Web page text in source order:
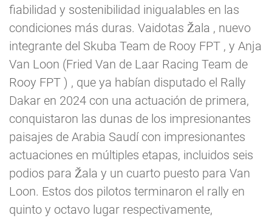
fiabilidad y sostenibilidad inigualables en las
condiciones más duras. Vaidotas Žala , nuevo
integrante del Skuba Team de Rooy FPT , y Anja
Van Loon (Fried Van de Laar Racing Team de
Rooy FPT ) , que ya habían disputado el Rally
Dakar en 2024 con una actuación de primera,
conquistaron las dunas de los impresionantes
paisajes de Arabia Saudí con impresionantes
actuaciones en múltiples etapas, incluidos seis
podios para Žala y un cuarto puesto para Van
Loon. Estos dos pilotos terminaron el rally en
quinto y octavo lugar respectivamente,